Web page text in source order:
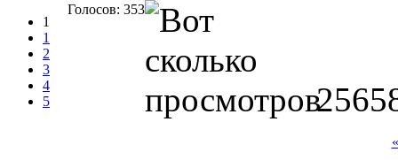
1
1
2
3
4
5
Голосов: 353